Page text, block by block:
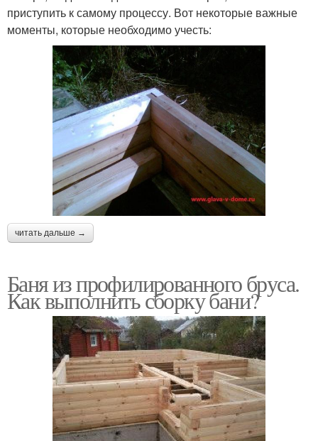
приступить к самому процессу. Вот некоторые важные
моменты, которые необходимо учесть:
читать дальше →
Баня из профилированного бруса.
Как выполнить сборку бани?